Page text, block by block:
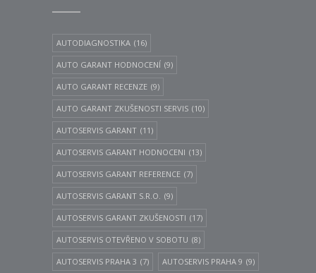
AUTODIAGNOSTIKA (16)
AUTO GARANT HODNOCENÍ (9)
AUTO GARANT RECENZE (9)
AUTO GARANT ZKUŠENOSTI SERVIS (10)
AUTOSERVIS GARANT (11)
AUTOSERVIS GARANT HODNOCENI (13)
AUTOSERVIS GARANT REFERENCE (7)
AUTOSERVIS GARANT S.R.O. (9)
AUTOSERVIS GARANT ZKUŠENOSTI (17)
AUTOSERVIS OTEVŘENO V SOBOTU (8)
AUTOSERVIS PRAHA 3 (7) AUTOSERVIS PRAHA 9 (9)